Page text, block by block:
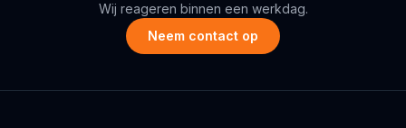
Wij reageren binnen een werkdag.
Neem contact op